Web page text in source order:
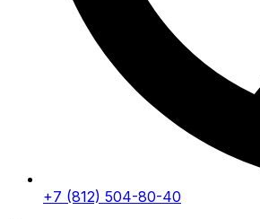
+7 (812) 504-80-40